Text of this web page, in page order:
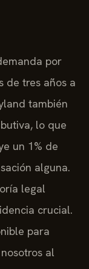
por
de tres años a
también
lo que
un 1% de
alguna.
legal
crucial.
para
al